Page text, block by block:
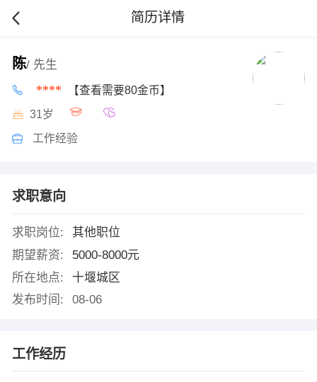
简历详情
陈/ 先生
**** 【查看需要80金币】
31岁
工作经验
求职意向
求职岗位:
其他职位
期望薪资:
5000-8000元
所在地点:
十堰城区
发布时间:
08-06
工作经历